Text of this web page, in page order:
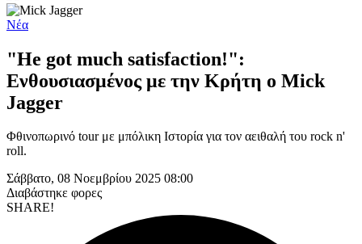
Νέα
"He got much satisfaction!":
Ενθουσιασμένος με την Κρήτη ο Mick
Jagger
Φθινοπωρινό tour με μπόλικη Ιστορία για τον αειθαλή του rock n'
roll.
Σάββατο, 08 Νοεμβρίου 2025 08:00
Διαβάστηκε φορες
SHARE!